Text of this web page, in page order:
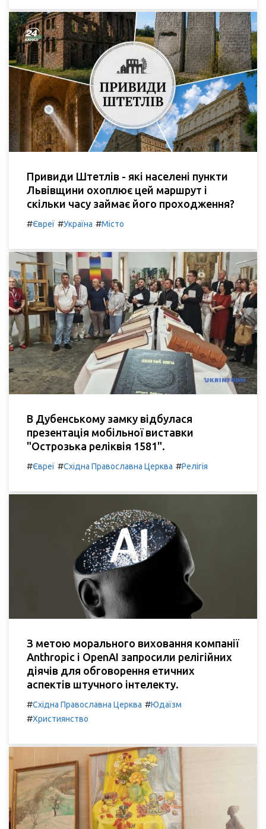
Привиди Штетлів - які населені пункти
Львівщини охоплює цей маршрут і
скільки часу займає його проходження?
#Євреї #Україна #Місто
В Дубенському замку відбулася
презентація мобільної виставки
"Острозька реліквія 1581".
#Євреї #Східна Православна Церква #Релігія
З метою морального виховання компанії
Anthropic і OpenAI запросили релігійних
діячів для обговорення етичних
аспектів штучного інтелекту.
#Східна Православна Церква #Юдаїзм
#Християнство